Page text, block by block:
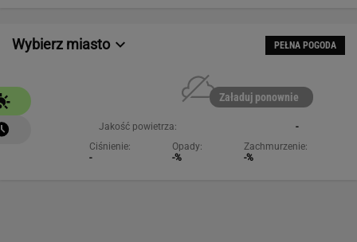
Wybierz miasto PEŁNA POGODA
Załaduj ponownie
Jakość powietrza:
-
Ciśnienie:
-
Opady:
-%
Zachmurzenie:
-%